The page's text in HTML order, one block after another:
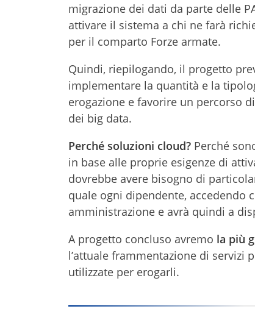
migrazione dei dati da parte delle
attivare il sistema a chi ne farà
per il comparto Forze armate.
Quindi, riepilogando, il progetto
implementare la quantità e la
erogazione e favorire un percorso
dei big data.
Perché soluzioni cloud? Perché
in base alle proprie esigenze di
dovrebbe avere bisogno di
quale ogni dipendente, accedendo
amministrazione e avrà quindi a
A progetto concluso avremo la più
l’attuale frammentazione di servizi
utilizzate per erogarli.